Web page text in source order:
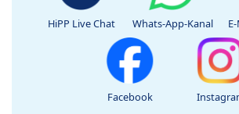
HiPP Live Chat Whats-App-Kanal
Facebook